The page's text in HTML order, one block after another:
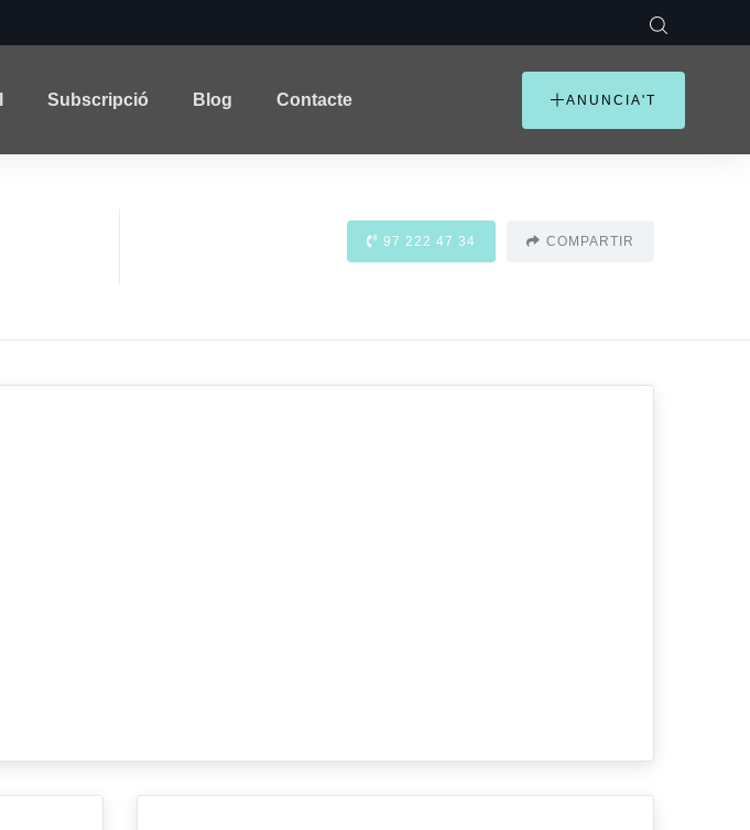
Subscripció Blog Contacte ANUNCIA'T
97 222 47 34 COMPARTIR